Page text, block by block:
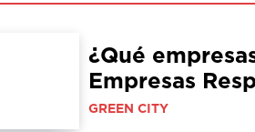
¿Qué
Empresas
GREEN CITY